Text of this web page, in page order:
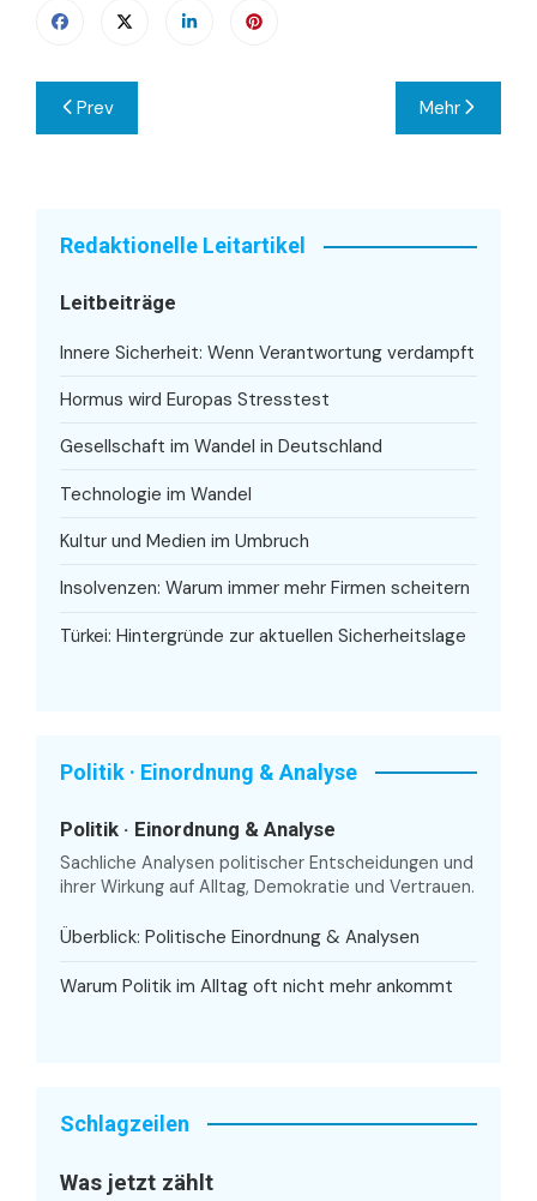
Beitragsnavigation
Prev Mehr
Redaktionelle Leitartikel
Leitbeiträge
Innere Sicherheit: Wenn Verantwortung verdampft
Hormus wird Europas Stresstest
Gesellschaft im Wandel in Deutschland
Technologie im Wandel
Kultur und Medien im Umbruch
Insolvenzen: Warum immer mehr Firmen scheitern
Türkei: Hintergründe zur aktuellen Sicherheitslage
Politik · Einordnung & Analyse
Politik · Einordnung & Analyse
Sachliche Analysen politischer Entscheidungen und
ihrer Wirkung auf Alltag, Demokratie und Vertrauen.
Überblick: Politische Einordnung & Analysen
Warum Politik im Alltag oft nicht mehr ankommt
Schlagzeilen
Was jetzt zählt